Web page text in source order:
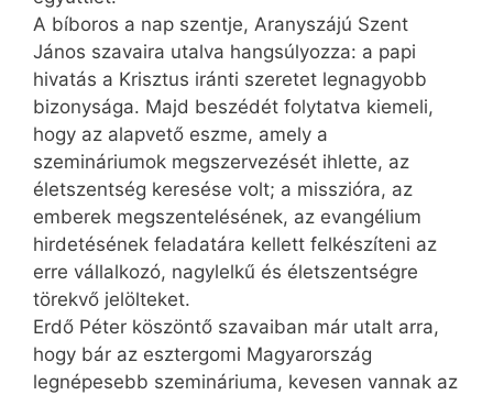
A bíboros a nap szentje, Aranyszájú Szent
János szavaira utalva hangsúlyozza: a papi
hivatás a Krisztus iránti szeretet legnagyobb
bizonysága. Majd beszédét folytatva kiemeli,
hogy az alapvető eszme, amely a
szemináriumok megszervezését ihlette, az
életszentség keresése volt; a misszióra, az
emberek megszentelésének, az evangélium
hirdetésének feladatára kellett felkészíteni az
erre vállalkozó, nagylelkű és életszentségre
törekvő jelölteket.
Erdő Péter köszöntő szavaiban már utalt arra,
hogy bár az esztergomi Magyarország
legnépesebb szemináriuma, kevesen vannak az